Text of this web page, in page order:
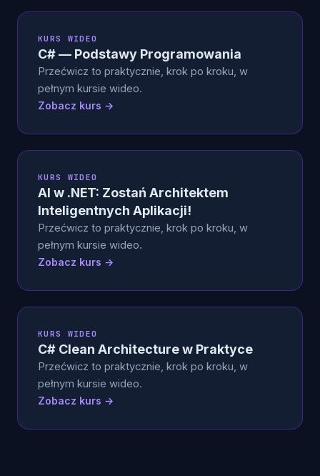
KURS WIDEO
C# — Podstawy Programowania
Przećwicz to praktycznie, krok po kroku, w
pełnym kursie wideo.
Zobacz kurs →
KURS WIDEO
AI w .NET: Zostań Architektem
Inteligentnych Aplikacji!
Przećwicz to praktycznie, krok po kroku, w
pełnym kursie wideo.
Zobacz kurs →
KURS WIDEO
C# Clean Architecture w Praktyce
Przećwicz to praktycznie, krok po kroku, w
pełnym kursie wideo.
Zobacz kurs →